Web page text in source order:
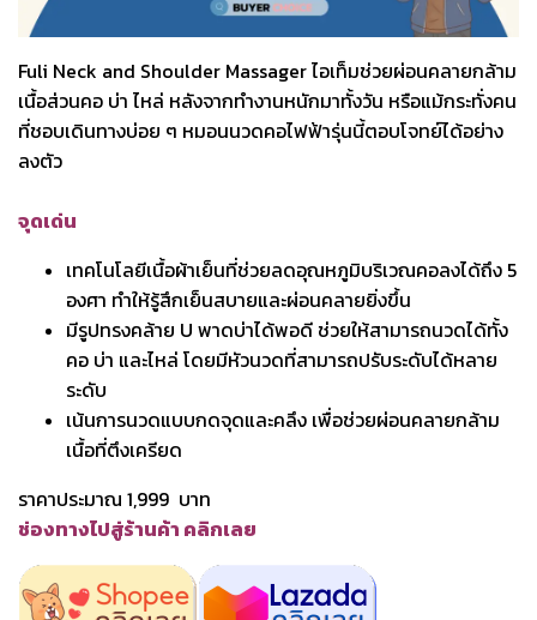
Fuli Neck and Shoulder Massager ไอเท็มช่วยผ่อนคลายกล้าม
เนื้อส่วนคอ บ่า ไหล่ หลังจากทำงานหนักมาทั้งวัน หรือแม้กระทั่งคน
ที่ชอบเดินทางบ่อย ๆ หมอนนวดคอไฟฟ้ารุ่นนี้ตอบโจทย์ได้อย่าง
ลงตัว
จุดเด่น
เทคโนโลยีเนื้อผ้าเย็นที่ช่วยลดอุณหภูมิบริเวณคอลงได้ถึง 5
องศา ทำให้รู้สึกเย็นสบายและผ่อนคลายยิ่งขึ้น
มีรูปทรงคล้าย U พาดบ่าได้พอดี ช่วยให้สามารถนวดได้ทั้ง
คอ บ่า และไหล่ โดยมีหัวนวดที่สามารถปรับระดับได้หลาย
ระดับ
เน้นการนวดแบบกดจุดและคลึง เพื่อช่วยผ่อนคลายกล้าม
เนื้อที่ตึงเครียด
ราคาประมาณ 1,999 บาท
ช่องทางไปสู่ร้านค้า คลิกเลย